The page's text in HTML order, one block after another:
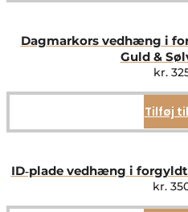
Dagmarkors vedhæng i
Guld &
kr.
Tilføj
ID‑plade vedhæng i
kr.